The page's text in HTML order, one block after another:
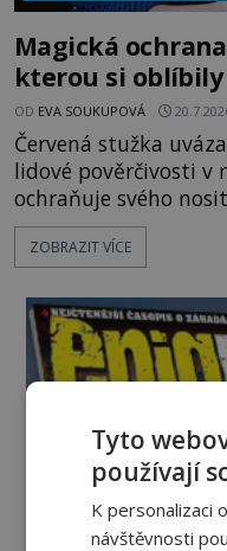
Magická
kterou si
OD EVA SOUKUPOVÁ
Červená stužka
lidové pověrčivosti v
ochraňuje svého
která může přivodit
nenápadným
nebo Leonarda DiCapria. Na Blízkém
židovských
ZOBRAZIT VÍCE
Tyto
používají
K personalizaci
návštěvnosti